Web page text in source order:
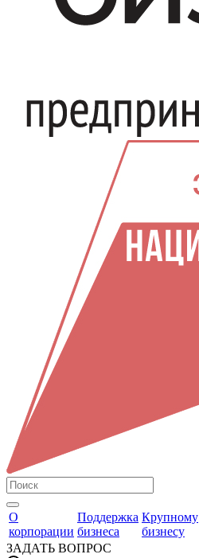
О
корпорации
Поддержка
бизнеса
Крупному
бизнесу
ЗАДАТЬ ВОПРОС